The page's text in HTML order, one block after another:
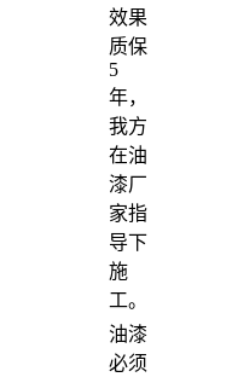
效果
质保
5
年，
我方
在油
漆厂
家指
导下
施
工。
油漆
必须